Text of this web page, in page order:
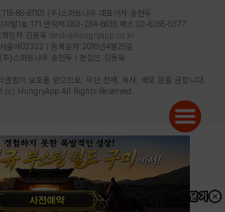
86-61101 (주)스마트나우 대표이사:송현두
지털1로 171 연락처:063-284-8635 팩스:02-6265-0377
책임자:김동욱 desk@hungryapp.co.kr
울아02322 | 등록일자:2016년4월25일
주)스마트나우 송현두 | 편집인:김동욱
권법의 보호를 받으므로, 무단 전재, 복사, 배포 등을 금합니다.
(c) HungryApp All Rights Reserved.